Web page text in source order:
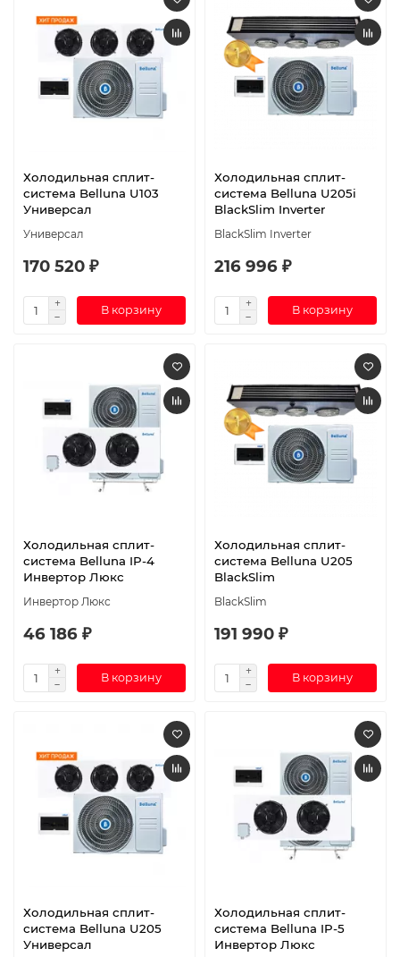
Холодильная сплит-
система Belluna U103
Универсал
Универсал
170 520 ₽
В корзину
Холодильная сплит-
система Belluna U205i
BlackSlim Inverter
BlackSlim Inverter
216 996 ₽
В корзину
Холодильная сплит-
система Belluna IP-4
Инвертор Люкс
Инвертор Люкс
46 186 ₽
В корзину
Холодильная сплит-
система Belluna U205
BlackSlim
BlackSlim
191 990 ₽
В корзину
Холодильная сплит-
система Belluna U205
Универсал
Холодильная сплит-
система Belluna IP-5
Инвертор Люкс